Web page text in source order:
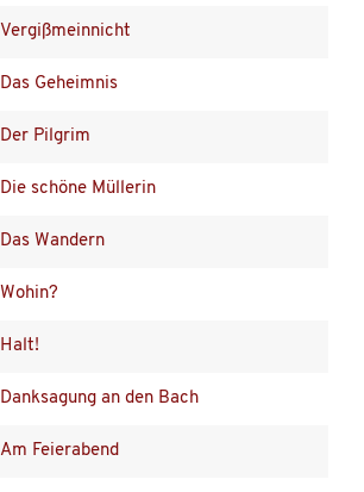
Vergißmeinnicht
Das Geheimnis
Der Pilgrim
Die schöne Müllerin
Das Wandern
Wohin?
Halt!
Danksagung an den Bach
Am Feierabend